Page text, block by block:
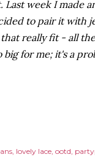
week I made
to pair it with
really fit - all
for me; it's a
lovely lace ootd